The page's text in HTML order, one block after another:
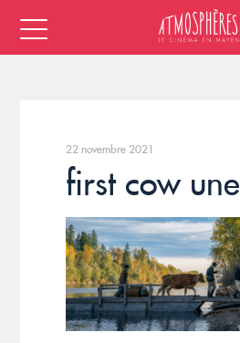
22 novembre 2021
first cow une